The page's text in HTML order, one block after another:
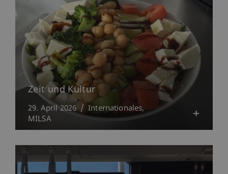
Zeit und Kultur
29. April 2026
Internationales
MILSA